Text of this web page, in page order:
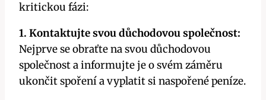
kritickou fázi:
1. Kontaktujte svou důchodovou společnost:
Nejprve se obraťte na svou důchodovou
společnost a informujte je o svém záměru
ukončit spoření a vyplatit si naspořené peníze.